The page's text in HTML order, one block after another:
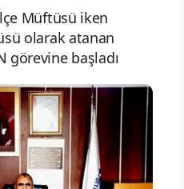
Müftüsü iken
olarak atanan
görevine başladı